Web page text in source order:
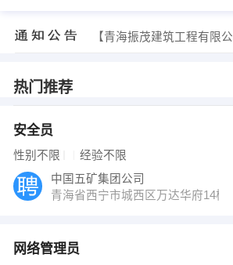
【青海振茂建筑工程有限
【兴业银行股份有限公司
热门推荐
安全员
性别不限 经验不限
中国五矿集团公司
青海省西宁市城西区万达华府14
网络管理员